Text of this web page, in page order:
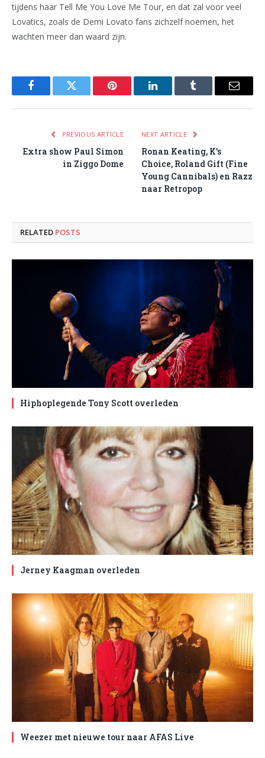
tijdens haar Tell Me You Love Me Tour, en dat zal voor veel
Lovatics, zoals de Demi Lovato fans zichzelf noemen, het
wachten meer dan waard zijn.
FacebookTwitter Pinterest LinkedInTumblr Email
PREVIOUS ARTICLE
Extra show Paul Simon
in Ziggo Dome
NEXT ARTICLE
Ronan Keating, K’s
Choice, Roland Gift (Fine
Young Cannibals) en Razz
naar Retropop
RELATED POSTS
Hiphoplegende Tony Scott overleden
Jerney Kaagman overleden
Weezer met nieuwe tour naar AFAS Live